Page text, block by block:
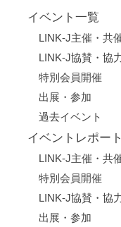
イベント一覧
LINK-J主催・共
LINK-J協賛・協
特別会員開催
出展・参加
過去イベント
イベントレポー
LINK-J主催・共
特別会員開催
LINK-J協賛・協
出展・参加